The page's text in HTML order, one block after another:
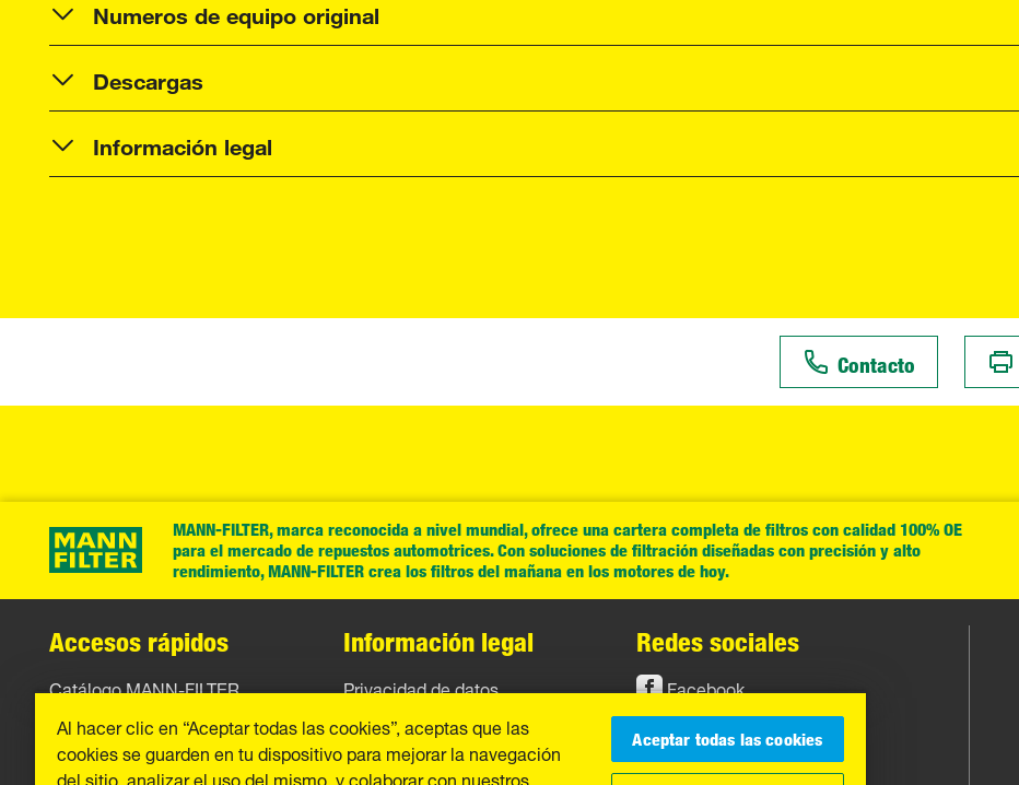
Numeros de equipo original
Descargas
Información legal
Contacto
MANN-FILTER, marca reconocida a nivel mundial, ofrece una cartera completa de filtros con calidad 100% OE
para el mercado de repuestos automotrices. Con soluciones de filtración diseñadas con precisión y alto
rendimiento, MANN-FILTER crea los filtros del mañana en los motores de hoy.
Accesos rápidos
Catálogo MANN-FILTER
Contacto
Información legal
Privacidad de datos
Aviso legal
Imprint
Redes sociales
Facebook
Instagram
YouTube
Al hacer clic en “Aceptar todas las cookies”, aceptas que las
cookies se guarden en tu dispositivo para mejorar la navegación
del sitio, analizar el uso del mismo, y colaborar con nuestros
Aceptar todas las cookies